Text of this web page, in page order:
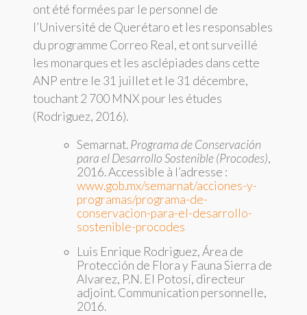
ont été formées par le personnel de
l’Université de Querétaro et les responsables
du programme Correo Real, et ont surveillé
les monarques et les asclépiades dans cette
ANP entre le 31 juillet et le 31 décembre,
touchant 2 700 MNX pour les études
(Rodriguez, 2016).
Semarnat.Programa de Conservación
para el Desarrollo Sostenible (Procodes),
2016. Accessible à l’adresse :
www.gob.mx/semarnat/acciones-y-
programas/programa-de-
conservacion-para-el-desarrollo-
sostenible-procodes
Luis Enrique Rodriguez, Área de
Protección de Flora y Fauna Sierra de
Alvarez, P.N. El Potosí, directeur
adjoint. Communication personnelle,
2016.